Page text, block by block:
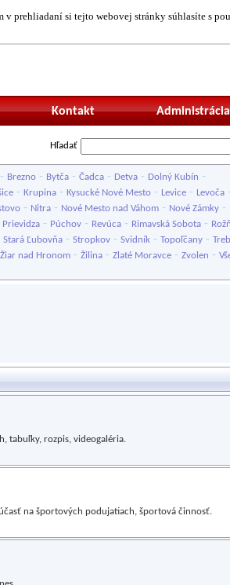
v prehliadaní si tejto webovej stránky súhlasíte s
Administrácia
Kontakt
Hľadať
- Brezno - Bytča - Čadca - Detva - Dolný Kubín -
- Krupina - Kysucké Nové Mesto - Levice - Levoča -
- Nitra - Nové Mesto nad Váhom - Nové Zámky -
Prievidza - Púchov - Revúca - Rimavská Sobota -
Stará Ľubovňa - Stropkov - Svidník - Topoľčany -
Žiar nad Hronom - Žilina - Zlaté Moravce - Zvolen -
tabuľky, rozpis, videogaléria.
na športových podujatiach, športová činnosť.